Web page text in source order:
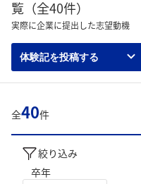
覧（全40件）
実際に企業に提出した志望動機
体験記を投稿する
全40件
絞り込み
卒年